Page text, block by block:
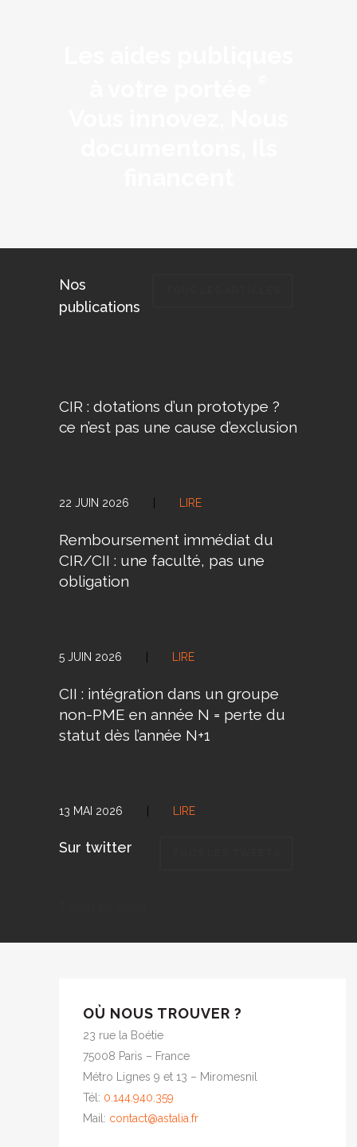
Nos
publications
CIR : dotations d’un prototype ?
ce n’est pas une cause d’exclusion
22 JUIN 2026 LIRE
Remboursement immédiat du
CIR/CII : une faculté, pas une
obligation
5 JUIN 2026 LIRE
CII : intégration dans un groupe
non-PME en année N = perte du
statut dès l’année N+1
13 MAI 2026 LIRE
Sur twitter
OÙ NOUS TROUVER ?
23 rue la Boétie
75008 Paris – France
Métro Lignes 9 et 13 – Miromesnil
Tél: 0.144.940.359
Mail: contact@astalia.fr